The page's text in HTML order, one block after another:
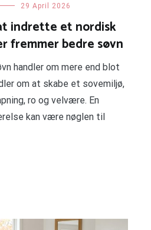
29 April 2026
indrette et nordisk
fremmer bedre søvn
handler om mere end blot
om at skabe et sovemiljø,
ro og velvære. En
kan være nøglen til